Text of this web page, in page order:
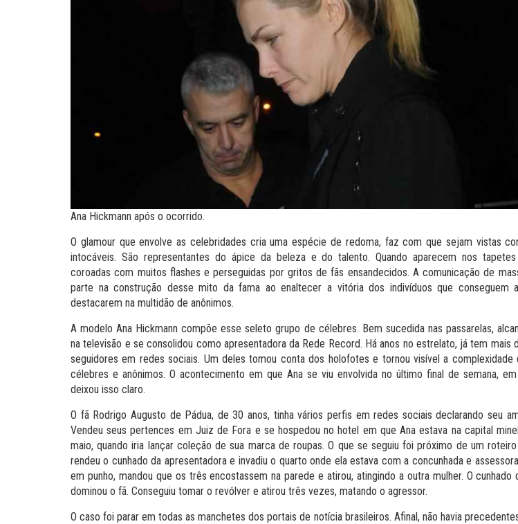
Ana Hickmann após o ocorrido.
O glamour que envolve as celebridades cria uma espécie de redoma, faz com que sejam vistas
intocáveis. São representantes do ápice da beleza e do talento. Quando aparecem nos
coroadas com muitos flashes e perseguidas por gritos de fãs ensandecidos. A comunicação de
parte na construção desse mito da fama ao enaltecer a vitória dos indivíduos que conseguem
destacarem na multidão de anônimos.
A modelo Ana Hickmann compõe esse seleto grupo de célebres. Bem sucedida nas passarelas,
na televisão e se consolidou como apresentadora da Rede Record. Há anos no estrelato, já tem mais
seguidores em redes sociais. Um deles tomou conta dos holofotes e tornou visível a complexidade
célebres e anônimos. O acontecimento em que Ana se viu envolvida no último final de semana,
deixou isso claro.
O fã Rodrigo Augusto de Pádua, de 30 anos, tinha vários perfis em redes sociais declarando seu
Vendeu seus pertences em Juiz de Fora e se hospedou no hotel em que Ana estava na capital
maio, quando iria lançar coleção de sua marca de roupas. O que se seguiu foi próximo de um
rendeu o cunhado da apresentadora e invadiu o quarto onde ela estava com a concunhada e
em punho, mandou que os três encostassem na parede e atirou, atingindo a outra mulher. O cunhado
dominou o fã. Conseguiu tomar o revólver e atirou três vezes, matando o agressor.
O caso foi parar em todas as manchetes dos portais de notícia brasileiros. Afinal, não havia